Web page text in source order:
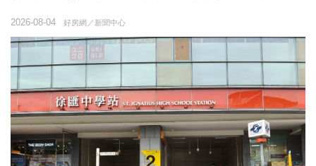
好房網／新聞中心
2026-08-04